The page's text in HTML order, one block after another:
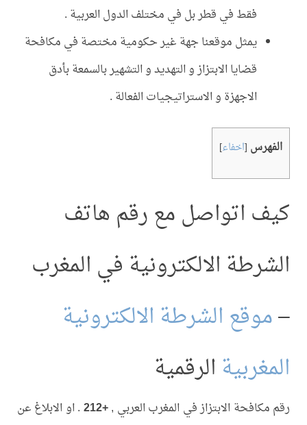
فقط في قطر بل في مختلف الدول العربية .
يمثل موقعنا جهة غير حكومية مختصة في مكافحة
قضايا الابتزاز و التهديد و التشهير بالسمعة بأدق
الاجهزة و الاستراتيجيات الفعالة .
الفهرس [اخفاء]
كيف اتواصل مع رقم هاتف
الشرطة الالكترونية في المغرب
–موقع الشرطة الالكترونية
المغربية الرقمية
رقم مكافحة الابتزاز في المغرب العربي ,+212
. او الابلاغ عن